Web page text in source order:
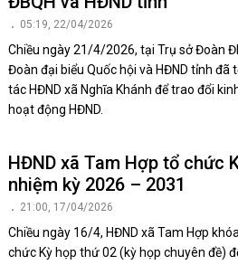
05:19, 22/04/2026
Chiều ngày 21/4/2026, tại Trụ sở Đoàn
Đoàn đại biểu Quốc hội và HĐND tỉnh
tác HĐND xã Nghĩa Khánh để trao đổi
hoạt động HĐND.
nhiệm kỳ 2026 – 2031
21:00, 17/04/2026
Chiều ngày 16/4, HĐND xã Tam Hợp
chức Kỳ họp thứ 02 (kỳ họp chuyên đề)
phát sinh giữa hai kỳ họp thường lệ.